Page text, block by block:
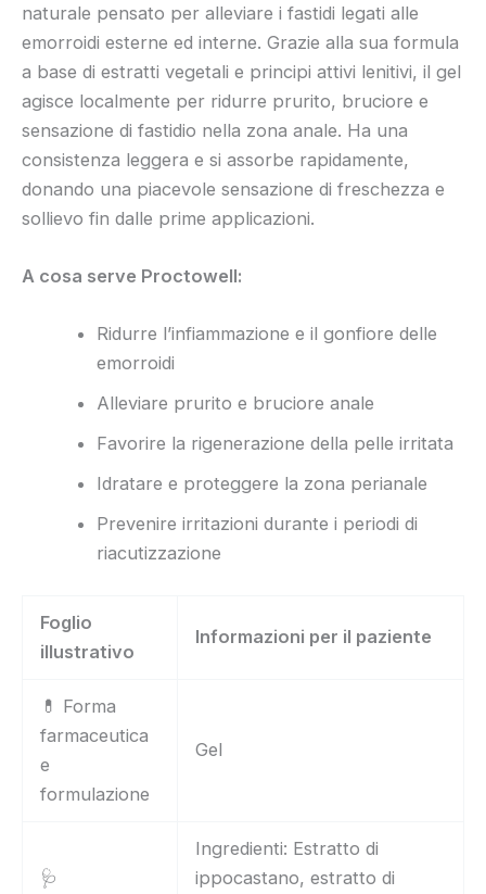
naturale pensato per alleviare i fastidi legati alle
emorroidi esterne ed interne. Grazie alla sua formula
a base di estratti vegetali e principi attivi lenitivi, il gel
agisce localmente per ridurre prurito, bruciore e
sensazione di fastidio nella zona anale. Ha una
consistenza leggera e si assorbe rapidamente,
donando una piacevole sensazione di freschezza e
sollievo fin dalle prime applicazioni.
A cosa serve Proctowell:
Ridurre l’infiammazione e il gonfiore delle
emorroidi
Alleviare prurito e bruciore anale
Favorire la rigenerazione della pelle irritata
Idratare e proteggere la zona perianale
Prevenire irritazioni durante i periodi di
riacutizzazione
Foglio
illustrativo
Informazioni per il paziente
💊 Forma
farmaceutica
e
formulazione
Gel
🩺
Ingredienti: Estratto di
ippocastano, estratto di